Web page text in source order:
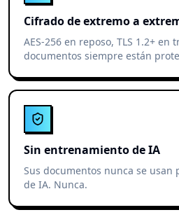
Cifrado de extremo a
AES-256 en reposo, TLS 1.2+ en
documentos siempre están
Sin entrenamiento de IA
Sus documentos nunca se usan
de IA. Nunca.